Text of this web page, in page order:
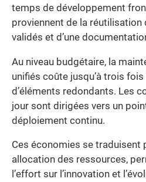
temps de développement
proviennent de la
validés et d’une
Au niveau budgétaire, la
unifiés coûte jusqu’à trois
d’éléments redondants. Les
jour sont dirigées vers un
déploiement continu.
Ces économies se traduisent
allocation des ressources,
l’effort sur l’innovation et